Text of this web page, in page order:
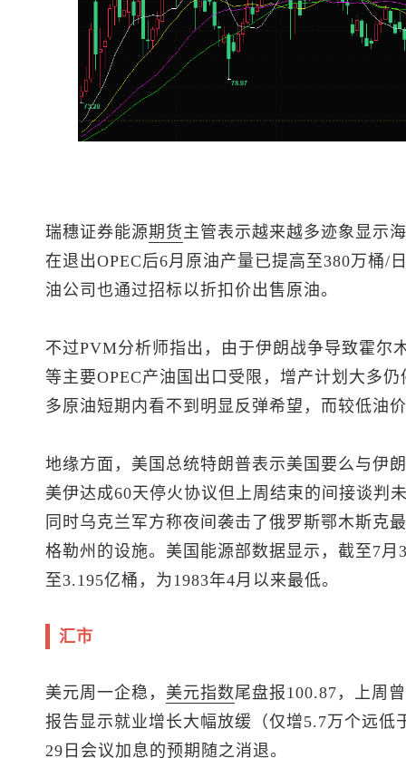
瑞穗证券能源期货主管表示越来越多迹象显示
在退出OPEC后6月原油产量已提高至380万桶/
油公司也通过招标以折扣价出售原油。
不过PVM分析师指出，由于伊朗战争导致霍尔
等主要OPEC产油国出口受限，增产计划大多
多原油短期内看不到明显反弹希望，而较低油
地缘方面，美国总统特朗普表示美国要么与伊
美伊达成60天停火协议但上周结束的间接谈判
同时乌克兰军方称夜间袭击了俄罗斯鄂木斯克
格勒州的设施。美国能源部数据显示，截至7
至3.195亿桶，为1983年4月以来最低。
汇市
美元周一企稳， 美元指数尾盘报100.87，上周
报告显示就业增长大幅放缓（仅增5.7万个远低
29日会议加息的预期随之消退。